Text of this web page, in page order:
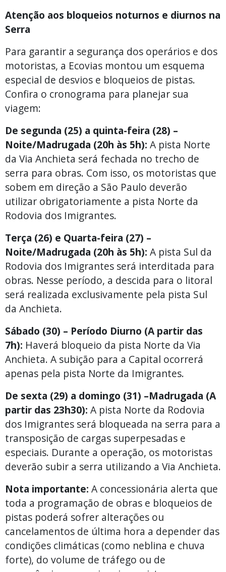
Atenção aos bloqueios noturnos e diurnos na
Serra
Para garantir a segurança dos operários e dos
motoristas, a Ecovias montou um esquema
especial de desvios e bloqueios de pistas.
Confira o cronograma para planejar sua
viagem:
De segunda (25) a quinta-feira (28) –
Noite/Madrugada (20h às 5h): A pista Norte
da Via Anchieta será fechada no trecho de
serra para obras. Com isso, os motoristas que
sobem em direção a São Paulo deverão
utilizar obrigatoriamente a pista Norte da
Rodovia dos Imigrantes.
Terça (26) e Quarta-feira (27) –
Noite/Madrugada (20h às 5h): A pista Sul da
Rodovia dos Imigrantes será interditada para
obras. Nesse período, a descida para o litoral
será realizada exclusivamente pela pista Sul
da Anchieta.
Sábado (30) – Período Diurno (A partir das
7h): Haverá bloqueio da pista Norte da Via
Anchieta. A subição para a Capital ocorrerá
apenas pela pista Norte da Imigrantes.
De sexta (29) a domingo (31) –Madrugada (A
partir das 23h30): A pista Norte da Rodovia
dos Imigrantes será bloqueada na serra para a
transposição de cargas superpesadas e
especiais. Durante a operação, os motoristas
deverão subir a serra utilizando a Via Anchieta.
Nota importante: A concessionária alerta que
toda a programação de obras e bloqueios de
pistas poderá sofrer alterações ou
cancelamentos de última hora a depender das
condições climáticas (como neblina e chuva
forte), do volume de tráfego ou de